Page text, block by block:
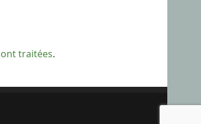
traitées.